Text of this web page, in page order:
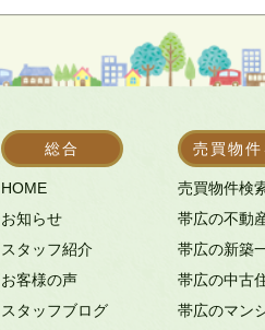
総合
HOME
お知らせ
スタッフ紹介
お客様の声
スタッフブログ
売買物件
売買物件検
帯広の不動
帯広の新築
帯広の中古
帯広のマン